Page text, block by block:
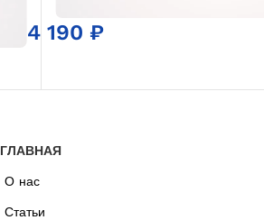
4 190 ₽
ГЛАВНАЯ
О нас
Статьи